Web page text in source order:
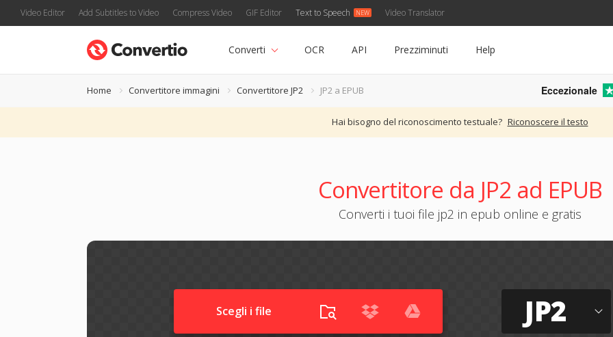
Video Editor Add Subtitles to Video Compress Video GIF Editor Text to Speech Video Translator
Converti OCR API Prezziminuti Help
Home Convertitore immagini Convertitore JP2 JP2 a EPUB Eccezionale
Hai bisogno del riconoscimento testuale? Riconoscere il testo
Convertitore da JP2 ad EPUB
Converti i tuoi file jp2 in epub online e gratis
Scegli i file JP2